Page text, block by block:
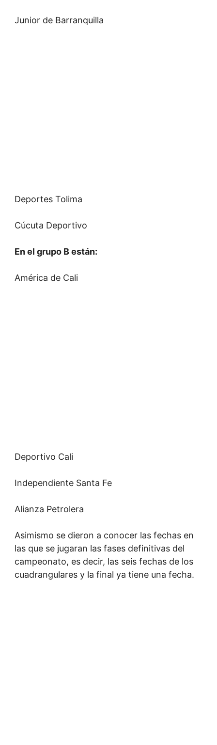
Junior de Barranquilla
Deportes Tolima
Cúcuta Deportivo
En el grupo B están:
América de Cali
Deportivo Cali
Independiente Santa Fe
Alianza Petrolera
Asimismo se dieron a conocer las fechas en
las que se jugaran las fases definitivas del
campeonato, es decir, las seis fechas de los
cuadrangulares y la final ya tiene una fecha.